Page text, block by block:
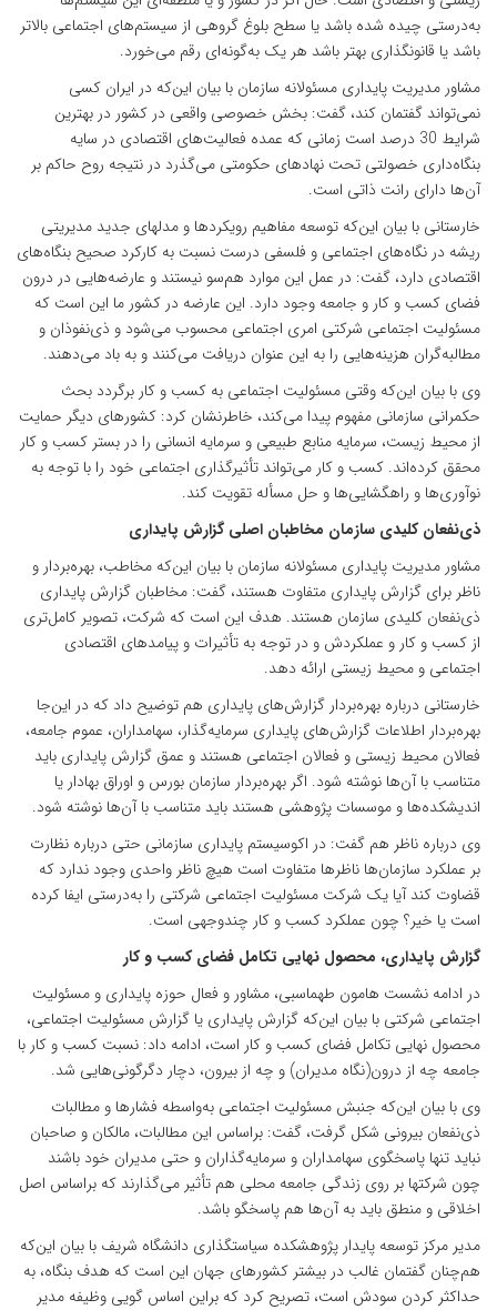
به‌درستی چیده شده باشد یا سطح بلوغ گروهی از سیستم‌های اجتماعی بالاتر
باشد یا قانونگذاری بهتر باشد هر یک به‌گونه‌ای رقم می‌خورد.
مشاور مدیریت پایداری مسئولانه سازمان با بیان این‌که در ایران کسی
نمی‌تواند گفتمان کند، گفت: بخش خصوصی واقعی در کشور در بهترین
شرایط 30 درصد است زمانی که عمده فعالیت‌های اقتصادی در سایه
بنگاه‌داری خصولتی تحت نهادهای حکومتی می‌گذرد در نتیجه روح حاکم بر
آن‌ها دارای رانت ذاتی است.
خارستانی با بیان این‌که توسعه مفاهیم رویکردها و مدلهای جدید مدیریتی
ریشه در نگاه‌های اجتماعی و فلسفی درست نسبت به کارکرد صحیح بنگاه‌های
اقتصادی دارد، گفت: در عمل این موارد هم‌سو نیستند و عارضه‌هایی در درون
فضای کسب و کار و جامعه وجود دارد. این عارضه در کشور ما این است که
مسئولیت اجتماعی شرکتی امری اجتماعی محسوب می‌شود و ذی‌نفوذان و
مطالبه‌گران هزینه‌هایی را به این عنوان دریافت می‌کنند و به باد می‌دهند.
وی با بیان این‌که وقتی مسئولیت اجتماعی به کسب و کار برگردد بحث
حکمرانی سازمانی مفهوم پیدا می‌کند، خاطرنشان کرد: کشورهای دیگر حمایت
از محیط زیست، سرمایه منابع طبیعی و سرمایه انسانی را در بستر کسب و کار
محقق کرده‌اند. کسب و کار می‌تواند تأثیرگذاری اجتماعی خود را با توجه به
نوآوری‌ها و راهگشایی‌ها و حل مسأله تقویت کند.
ذی‌نفعان کلیدی سازمان مخاطبان اصلی گزارش پایداری
مشاور مدیریت پایداری مسئولانه سازمان با بیان این‌که مخاطب، بهره‌بردار و
ناظر برای گزارش پایداری متفاوت هستند، گفت: مخاطبان گزارش پایداری
ذی‌نفعان کلیدی سازمان هستند. هدف این است که شرکت، تصویر کامل‌تری
از کسب و کار و عملکردش و در توجه به تأثیرات و پیامدهای اقتصادی
اجتماعی و محیط زیستی ارائه دهد.
خارستانی درباره بهره‌بردار گزارش‌های پایداری هم توضیح داد که در این‌جا
بهره‌بردار اطلاعات گزارش‌های پایداری سرمایه‌گذار، سهامداران، عموم جامعه،
فعالان محیط زیستی و فعالان اجتماعی هستند و عمق گزارش پایداری باید
متناسب با آن‌‌ها نوشته شود. اگر بهره‌بردار سازمان بورس و اوراق بهادار یا
اندیشکده‌ها و موسسات پژوهشی هستند باید متناسب با آن‌ها نوشته شود.
وی درباره ناظر هم گفت: در اکوسیستم پایداری سازمانی حتی درباره نظارت
بر عملکرد سازمان‌ها ناظرها متفاوت است هیچ ناظر واحدی وجود ندارد که
قضاوت کند آیا یک شرکت مسئولیت اجتماعی شرکتی را به‌درستی ایفا کرده
است یا خیر؟ چون عملکرد کسب و کار چندوجهی است.
گزارش پایداری، محصول نهایی تکامل فضای کسب و کار
در ادامه نشست هامون طهماسبی، مشاور و فعال حوزه پایداری و مسئولیت
اجتماعی شرکتی با بیان این‌که گزارش پایداری یا گزارش مسئولیت اجتماعی،
محصول نهایی تکامل فضای کسب و کار است، ادامه داد: نسبت کسب و کار با
جامعه چه از درون(نگاه مدیران) و چه از بیرون، دچار دگرگونی‌هایی شد.
وی با بیان این‌که جنبش مسئولیت اجتماعی به‌واسطه فشارها و مطالبات
ذی‌نفعان بیرونی شکل گرفت، گفت: براساس این مطالبات، مالکان و صاحبان
نباید تنها پاسخگوی سهامداران و سرمایه‌گذاران و حتی مدیران خود باشند
چون شرکت­ها بر روی زندگی جامعه محلی هم تأثیر می‌گذارند که براساس اصل
اخلاقی و منطق باید به آن‌ها هم پاسخگو باشد.
مدیر مرکز توسعه پایدار پژوهشکده سیاستگذاری دانشگاه شریف با بیان این‌که
هم‌چنان گفتمان غالب در بیشتر کشورهای جهان این است که هدف بنگاه، به
حداکثر کردن سودش است، تصریح کرد که براین اساس گویی وظیفه مدیر